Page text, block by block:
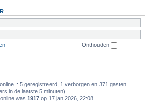
Onthouden
:: 5 geregistreerd, 1 verborgen en 371 gasten
in de laatste 5 minuten)
was 1917 op 17 jan 2026, 22:08